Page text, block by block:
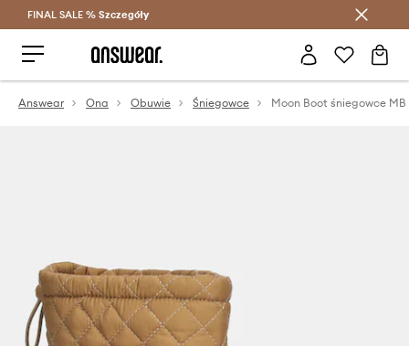
Oszczędzaj z Answear Club >
FINAL SALE % Szczegóły
Answear Ona Obuwie Śniegowce